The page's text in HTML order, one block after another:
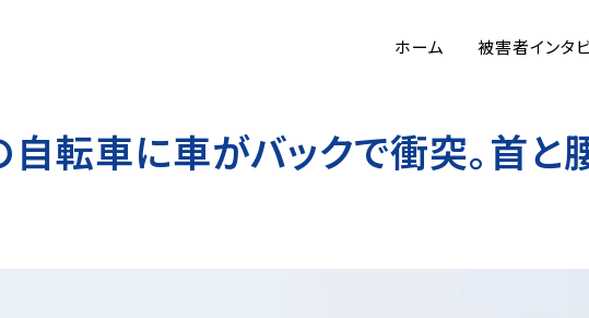
ホーム 被害者インタ
転車に車がバックで衝突。首と